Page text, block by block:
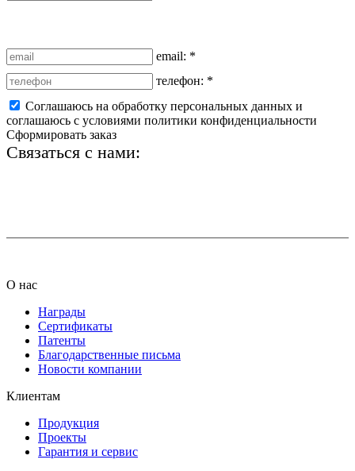
email: *
телефон: *
Соглашаюсь на обработку персональных данных и
соглашаюсь с условиями политики конфиденциальности
Сформировать заказ
Связаться с нами:
О нас
Награды
Сертификаты
Патенты
Благодарственные письма
Новости компании
Клиентам
Продукция
Проекты
Гарантия и сервис